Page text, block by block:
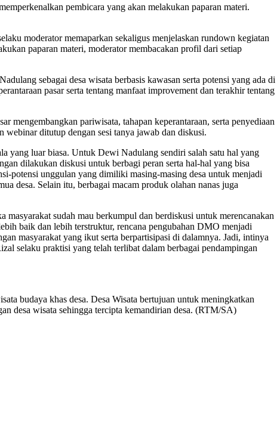
pembicara yang akan melakukan paparan materi.
moderator memaparkan sekaligus menjelaskan rundown kegiatan
paparan materi, moderator membacakan profil dari setiap
sebagai desa wisata berbasis kawasan serta potensi yang ada di
pasar serta tentang manfaat improvement dan terakhir tentang
mengembangkan pariwisata, tahapan keperantaraan, serta penyediaan
webinar ditutup dengan sesi tanya jawab dan diskusi.
yang luar biasa. Untuk Dewi Nadulang sendiri salah satu hal yang
dilakukan diskusi untuk berbagi peran serta hal-hal yang bisa
potensi unggulan yang dimiliki masing-masing desa untuk menjadi
desa. Selain itu, berbagai macam produk olahan nanas juga
sudah mau berkumpul dan berdiskusi untuk merencanakan
baik dan lebih terstruktur, rencana pengubahan DMO menjadi
masyarakat yang ikut serta berpartisipasi di dalamnya. Jadi, intinya
selaku praktisi yang telah terlibat dalam berbagai pendampingan
budaya khas desa. Desa Wisata bertujuan untuk meningkatkan
desa wisata sehingga tercipta kemandirian desa. (RTM/SA)